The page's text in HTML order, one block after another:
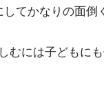
てかなりの面倒
むには子どもに